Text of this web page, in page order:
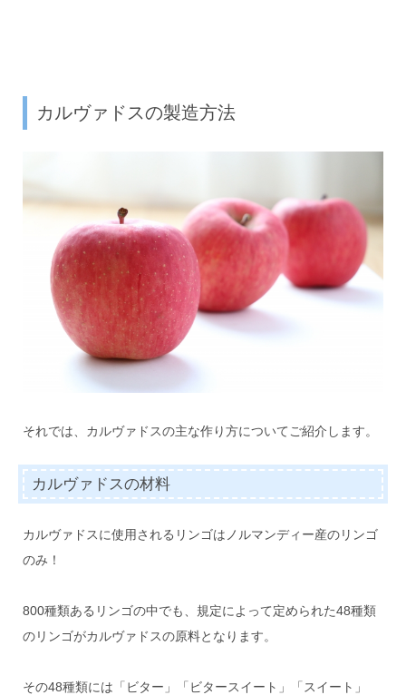
カルヴァドスの製造方法
それでは、カルヴァドスの主な作り方についてご紹介します。
カルヴァドスの材料
カルヴァドスに使用されるリンゴはノルマンディー産のリンゴ
のみ！
800種類あるリンゴの中でも、規定によって定められた48種類
のリンゴがカルヴァドスの原料となります。
その48種類には「ビター」「ビタースイート」「スイート」